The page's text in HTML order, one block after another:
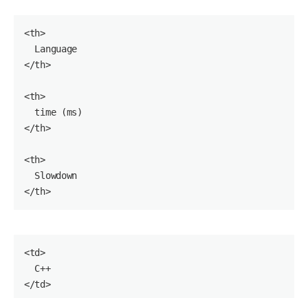
<th>
  Language
</th>
<th>
time (ms)
</th>
<th>
  Slowdown
</th >
<td>
  C++
</td>